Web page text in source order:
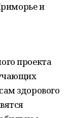
и
проекта
здорового